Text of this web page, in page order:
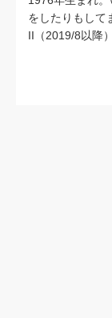
をしたりもして
II（2019/8以降